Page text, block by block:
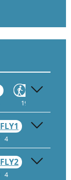
Gå
19:18
FLY1
4
FLY2
4